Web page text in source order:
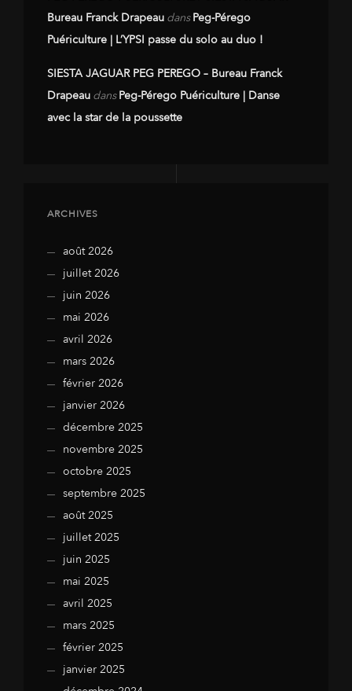
Bureau Franck Drapeau dansPeg-Pérego
Puériculture | L’YPSI passe du solo au duo !
SIESTA JAGUAR PEG PEREGO – Bureau Franck
Drapeau dansPeg-Pérego Puériculture | Danse
avec la star de la poussette
ARCHIVES
août 2026
juillet 2026
juin 2026
mai 2026
avril 2026
mars 2026
février 2026
janvier 2026
décembre 2025
novembre 2025
octobre 2025
septembre 2025
août 2025
juillet 2025
juin 2025
mai 2025
avril 2025
mars 2025
février 2025
janvier 2025